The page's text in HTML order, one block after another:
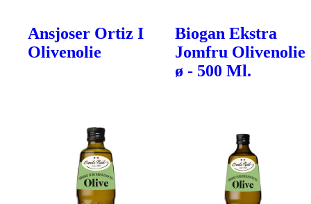
Ansjoser Ortiz I
Olivenolie
Biogan Ekstra
Jomfru Olivenolie
ø - 500 Ml.